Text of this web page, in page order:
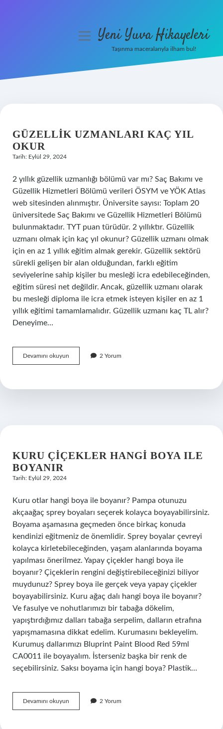
Hakkımızda
menüyüYeni Yuva Hikayeleri
Taşınma maceralarıyla ilham bul!
YUVA
HIKAYELERI
YAZILAR
GÜZELLIK UZMANLARI KAÇ YIL
OKUR
Tarih: Eylül 29, 2024
2 yıllık güzellik uzmanlığı bölümü var mı? Saç Bakımı ve
Güzellik Hizmetleri Bölümü verileri ÖSYM ve YÖK Atlas
web sitesinden alınmıştır. Üniversite sayısı: Toplam 20
üniversitede Saç Bakımı ve Güzellik Hizmetleri Bölümü
bulunmaktadır. TYT puan türüdür. 2 yıllıktır. Güzellik
uzmanı olmak için kaç yıl okunur? Güzellik uzmanı olmak
için en az 1 yıllık eğitim almak gerekir. Güzellik sektörü
sürekli gelişen bir alan olduğundan, farklı eğitim
seviyelerine sahip kişiler bu mesleği icra edebileceğinden,
eğitim süresi net değildir. Ancak, güzellik uzmanı olarak
bu mesleği diploma ile icra etmek isteyen kişiler en az 1
yıllık eğitimi tamamlamalıdır. Güzellik uzmanı kaç TL alır?
Deneyime…
Devamını okuyun
Uzmanları
Okur
2 Yorum
KURU ÇIÇEKLER HANGI BOYA ILE
BOYANIR
Tarih: Eylül 29, 2024
Kuru otlar hangi boya ile boyanır? Pampa otunuzu
akçaağaç sprey boyaları seçerek kolayca boyayabilirsiniz.
Boyama aşamasına geçmeden önce birkaç konuda
kendinizi eğitmeniz de önemlidir. Sprey boyalar çevreyi
kolayca kirletebileceğinden, yaşam alanlarında boyama
yapılması önerilmez. Yapay çiçekler hangi boya ile
boyanır? Çiçeklerin rengini değiştirebileceğinizi biliyor
muydunuz? Sprey boya ile gerçek veya yapay çiçekler
boyayabilirsiniz. Kuru ağaç dalı hangi boya ile boyanır?
Ve fasulye ve nohutlarımızı bir tabağa dökelim,
yapıştırdığımız dalları tabağa serpelim, dalların etrafına
yapışmamasına dikkat edelim. Kurumasını bekleyelim.
Kurumuş dallarımızı Bluprint Paint Blood Red 59ml
CA0011 ile boyayalım. İsterseniz başka bir renk de
seçebilirsiniz. Saksı boyama için hangi boya? Plastik…
Devamını okuyun
Çiçekler
2 Yorum